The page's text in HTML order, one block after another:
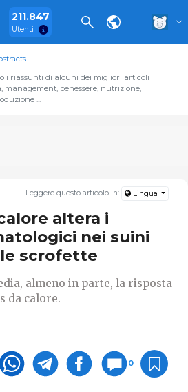
211.847
Utenti
i riassunti di alcuni dei migliori articoli
benessere, nutrizione,
...
Leggere questo articolo in: Lingua
altera i
nei suini
scrofette
almeno in parte, la risposta
da calore.
0